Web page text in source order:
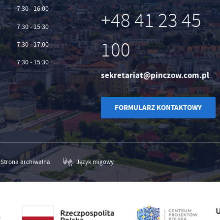
7:30 - 16:00
7:30 - 15:30
7:30 - 17:00
7:30 - 15:30
+48 41 23 45
100
sekretariat@pinczow.com.pl
FORMULARZ KONTAKTOWY
Strona archiwalna Język migowy